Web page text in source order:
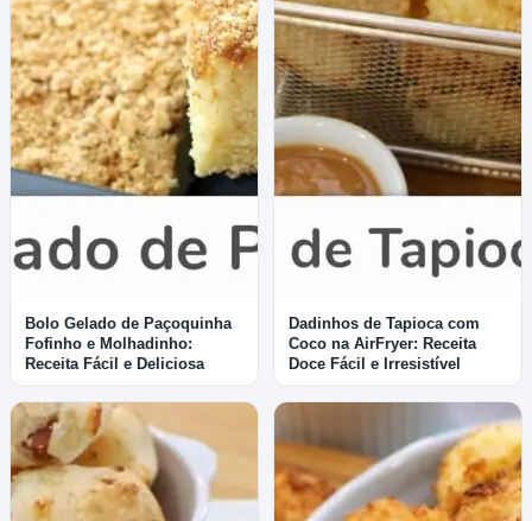
Bolo Gelado de Paçoquinha
Fofinho e Molhadinho:
Receita Fácil e Deliciosa
Dadinhos de Tapioca com
Coco na AirFryer: Receita
Doce Fácil e Irresistível